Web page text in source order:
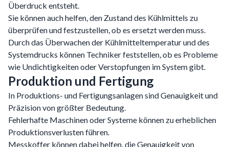
Überdruck entsteht.
Sie können auch helfen, den Zustand des Kühlmittels zu
überprüfen und festzustellen, ob es ersetzt werden muss.
Durch das Überwachen der Kühlmitteltemperatur und des
Systemdrucks können Techniker feststellen, ob es Probleme
wie Undichtigkeiten oder Verstopfungen im System gibt.
Produktion und Fertigung
In Produktions- und Fertigungsanlagen sind Genauigkeit und
Präzision von größter Bedeutung.
Fehlerhafte Maschinen oder Systeme können zu erheblichen
Produktionsverlusten führen.
Messkoffer können dabei helfen, die Genauigkeit von